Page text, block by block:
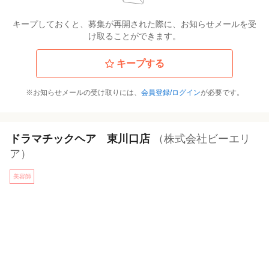
キープしておくと、募集が再開された際に、お知らせメールを受
け取ることができます。
キープする
※お知らせメールの受け取りには、 会員登録/ログインが必要です。
ドラマチックヘア 東川口店
（株式会社ビーエリ
ア）
美容師